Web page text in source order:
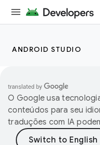
ANDROID STUDIO
O Google usa
conteúdos para seu
traduções com IA